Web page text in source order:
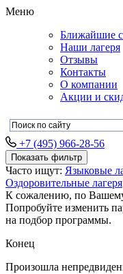
Меню
Ближайшие
Наши лагеря
Отзывы
Контакты
О компании
Акции и
+7 (495) 966-28-56
Показать фильтр
Часто ищут: Языковые
Оздоровительные лагеря
К сожалению, по Вашему
Попробуйте изменить
на подбор программы.
Конец
Произошла